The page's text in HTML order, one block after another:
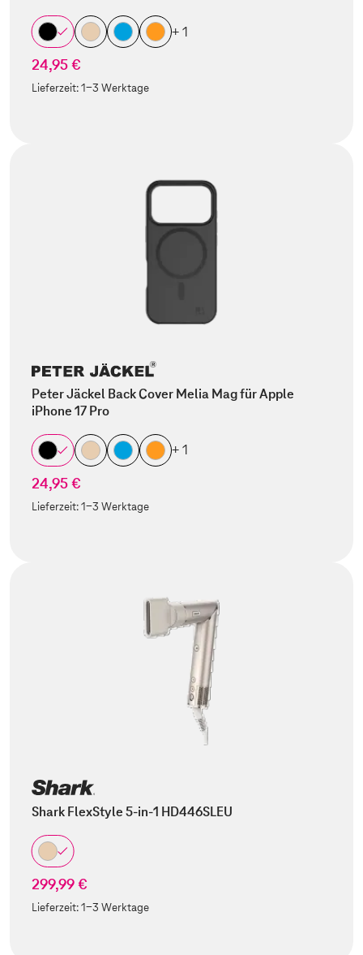
+ 1
24,95 €
Lieferzeit:1-3 Werktage
Peter Jäckel Back Cover Melia Mag für Apple
iPhone 17 Pro
+ 1
24,95 €
Lieferzeit:1-3 Werktage
Shark FlexStyle 5-in-1 HD446SLEU
299,99 €
Lieferzeit:1-3 Werktage